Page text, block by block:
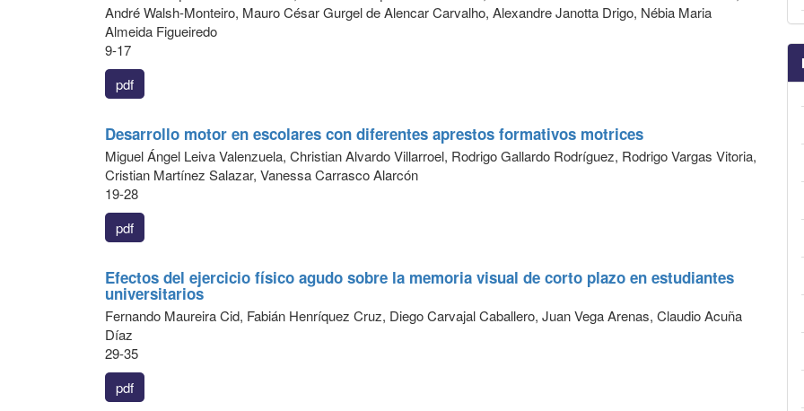
André Walsh-Monteiro, Mauro César Gurgel de Alencar Carvalho, Alexandre Janotta Drigo, Nébia Maria
Almeida Figueiredo
9-17
pdf
Desarrollo motor en escolares con diferentes aprestos formativos motrices
Miguel Ángel Leiva Valenzuela, Christian Alvardo Villarroel, Rodrigo Gallardo Rodríguez, Rodrigo Vargas Vitoria,
Cristian Martínez Salazar, Vanessa Carrasco Alarcón
19-28
pdf
Efectos del ejercicio físico agudo sobre la memoria visual de corto plazo en estudiantes
universitarios
Fernando Maureira Cid, Fabián Henríquez Cruz, Diego Carvajal Caballero, Juan Vega Arenas, Claudio Acuña
Díaz
29-35
pdf